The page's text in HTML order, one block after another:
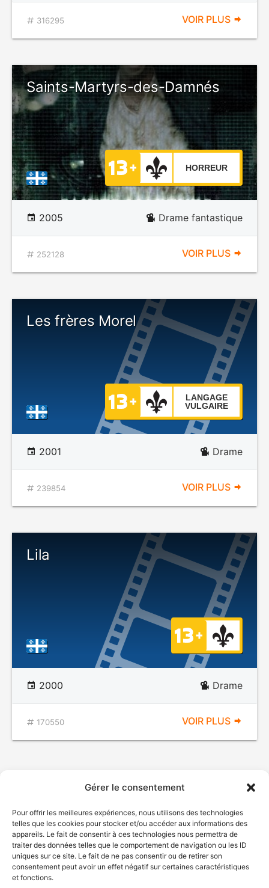
Gérer le consentement
Pour offrir les meilleures expériences, nous utilisons des technologies
telles que les cookies pour stocker et/ou accéder aux informations des
appareils. Le fait de consentir à ces technologies nous permettra de
traiter des données telles que le comportement de navigation ou les ID
uniques sur ce site. Le fait de ne pas consentir ou de retirer son
consentement peut avoir un effet négatif sur certaines caractéristiques
et fonctions.
316295 VOIR PLUS
Saints-Martyrs-des-Damnés
HORREUR
2005 Drame fantastique
252128 VOIR PLUS
Les frères Morel
LANGAGE
VULGAIRE
2001 Drame
239854 VOIR PLUS
Lila
2000 Drame
170550 VOIR PLUS
© Gouvernement du Québec, 2026